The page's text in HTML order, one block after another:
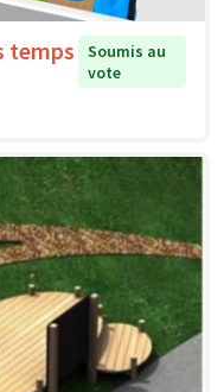
temps
Soumis au
vote